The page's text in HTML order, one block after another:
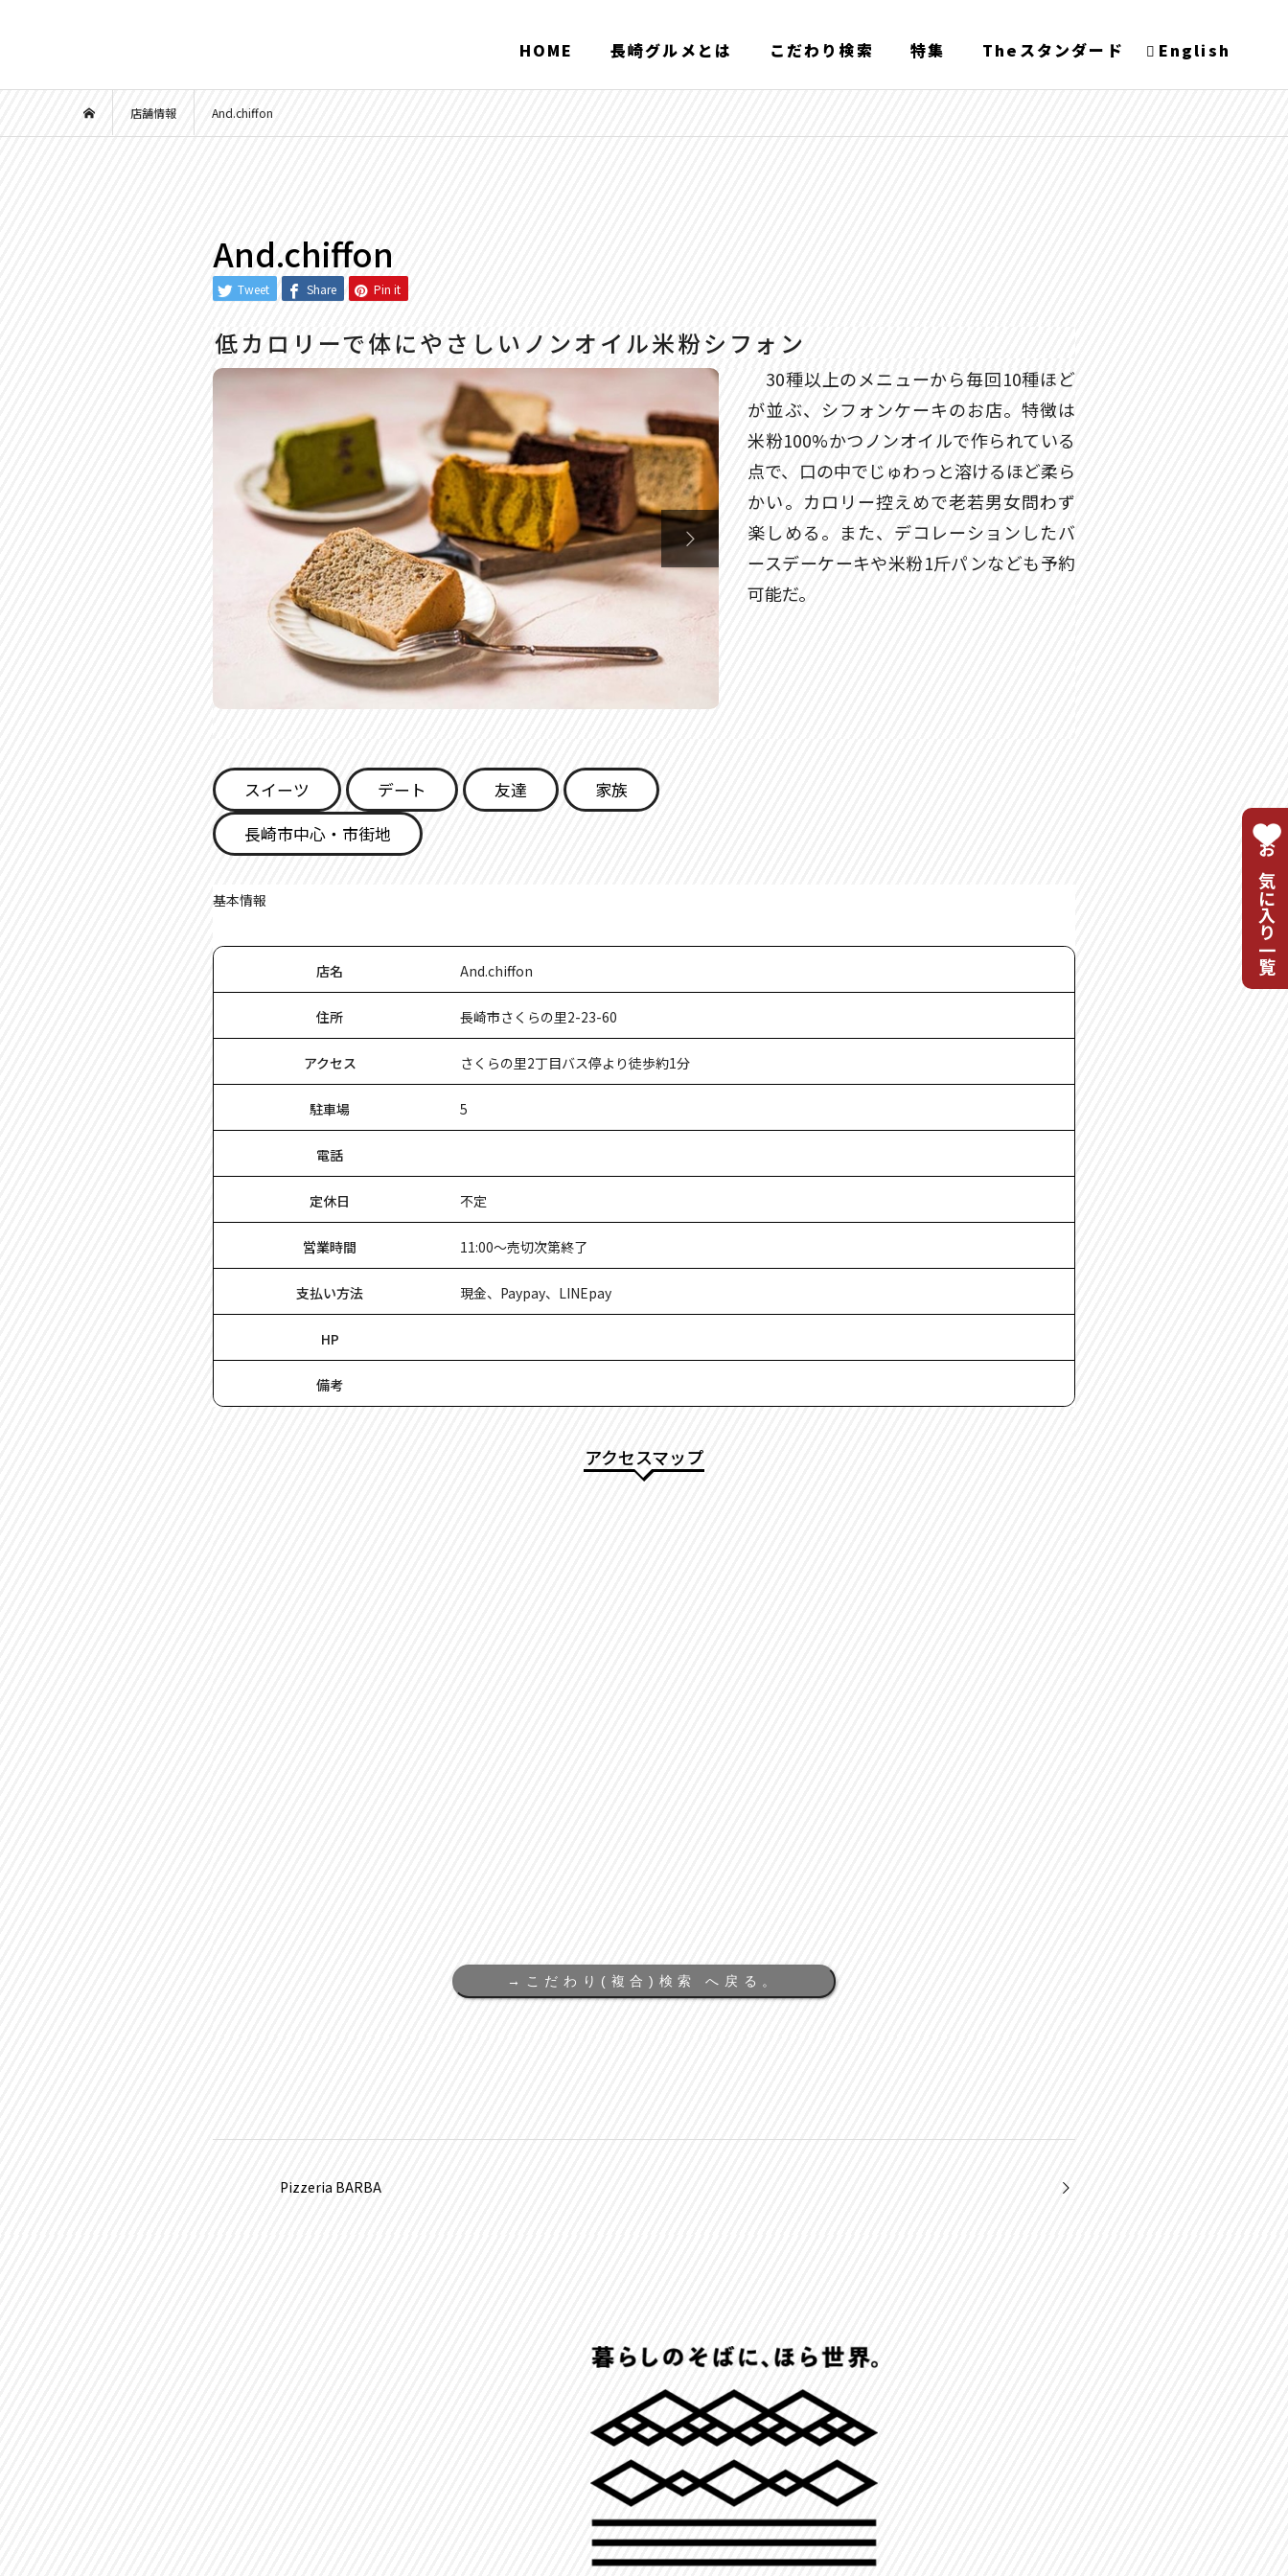
HOME 長崎グルメとは こだわり検索 特集 Theスタンダード English
お気に入り一覧
店舗情報 And.chiffon
And.chiffon
Tweet Share Pin it
低カロリーで体にやさしいノンオイル米粉シフォン

30種以上のメニューから毎回10種ほど
が並ぶ、シフォンケーキのお店。特徴は
米粉100%かつノンオイルで作られている
点で、口の中でじゅわっと溶けるほど柔ら
かい。カロリー控えめで老若男女問わず
楽しめる。また、デコレーションしたバ
ースデーケーキや米粉1斤パンなども予約
可能だ。
スイーツ デート 友達
家族
長崎市中心・市街地
基本情報
店名 And.chiffon
住所 長崎市さくらの里2-23-60
アクセス さくらの里2丁目バス停より徒歩約1分
駐車場 5
電話
定休日 不定
営業時間 11:00～売切次第終了
支払い方法 現金、Paypay、LINEpay
HP
備考
アクセスマップ
→ こだわり(複合)検索 へ戻る。
Pizzeria BARBA